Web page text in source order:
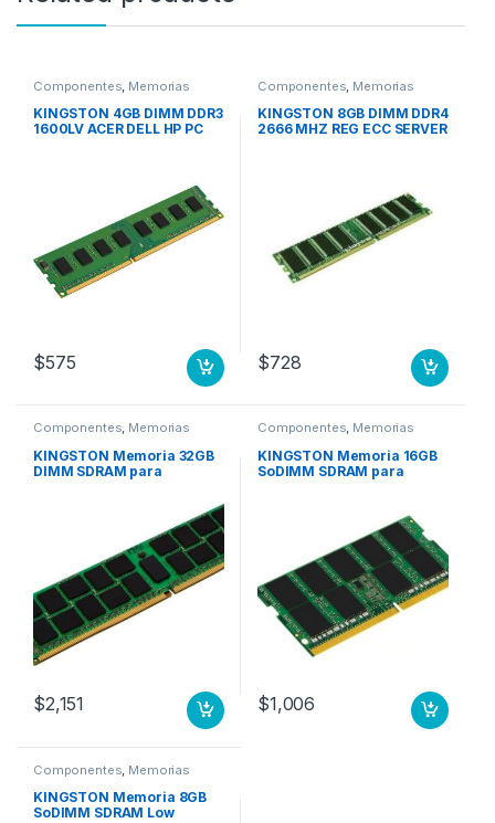
Componentes, Memorias
KINGSTON 4GB DIMM DDR3
1600LV ACER DELL HP PC
$575
Componentes, Memorias
KINGSTON 8GB DIMM DDR4
2666 MHZ REG ECC SERVER
$728
Componentes, Memorias
KINGSTON Memoria 32GB
DIMM SDRAM para
clavijas MHZ REG ECC LEN
7X77A01304 SERVE
$2,151
Componentes, Memorias
KINGSTON Memoria 16GB
SoDIMM SDRAM para
260 pin 2666 MHZ NON
$1,006
Componentes Memorias
KINGSTON Memoria 8GB
SoDIMM SDRAM Low